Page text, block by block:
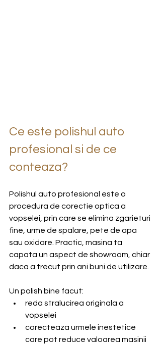
Ce este polishul auto
profesional si de ce
conteaza?
Polishul auto profesional este o
procedura de corectie optica a
vopselei, prin care se elimina zgarieturi
fine, urme de spalare, pete de apa
sau oxidare. Practic, masina ta
capata un aspect de showroom, chiar
daca a trecut prin ani buni de utilizare.
Un polish bine facut:
reda stralucirea originala a
vopselei
corecteaza urmele inestetice
care pot reduce valoarea masinii